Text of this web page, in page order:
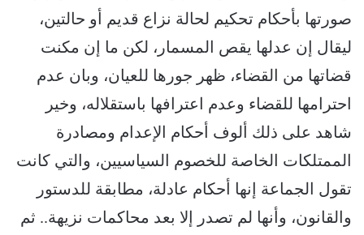
صورتها بأحكام تحكيم لحالة نزاع قديم أو حالتين،
ليقال إن عدلها يقص المسمار، لكن ما إن مكنت
قضاتها من القضاء، ظهر جورها للعيان، وبان عدم
احترامها للقضاء وعدم اعترافها باستقلاله، وخير
شاهد على ذلك ألوف أحكام الإعدام ومصادرة
الممتلكات الخاصة للخصوم السياسيين، والتي كانت
تقول الجماعة إنها أحكام عادلة، مطابقة للدستور
والقانون، وأنها لم تصدر إلا بعد محاكمات نزيهة.. ثم